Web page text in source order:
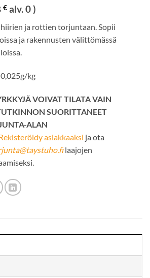
€ alv. 0 )
ja rottien torjuntaan. Sopii
ja rakennusten välittömässä
kg
VOIVAT TILATA VAIN
SUORITTANEET
ALAN
asiakkaaksi ja ota
laajojen